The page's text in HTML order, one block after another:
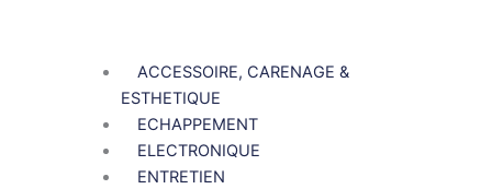
ACCESSOIRE, CARENAGE &
ESTHETIQUE
ECHAPPEMENT
ELECTRONIQUE
ENTRETIEN